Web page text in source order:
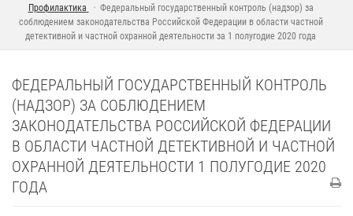
Профилактика
Федеральный государственный контроль (надзор) за
соблюдением законодательства Российской Федерации в области частной
детективной и частной охранной деятельности за 1 полугодие 2020 года
ФЕДЕРАЛЬНЫЙ ГОСУДАРСТВЕННЫЙ КОНТРОЛЬ
(НАДЗОР) ЗА СОБЛЮДЕНИЕМ
ЗАКОНОДАТЕЛЬСТВА РОССИЙСКОЙ ФЕДЕРАЦИИ
В ОБЛАСТИ ЧАСТНОЙ ДЕТЕКТИВНОЙ И ЧАСТНОЙ
ОХРАННОЙ ДЕЯТЕЛЬНОСТИ 1 ПОЛУГОДИЕ 2020
ГОДА